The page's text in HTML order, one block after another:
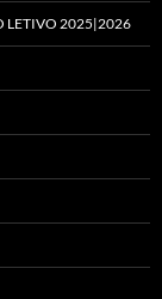
LETIVO 2025|2026